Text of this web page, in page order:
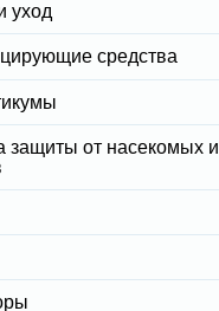
уход
средства
защиты от насекомых и